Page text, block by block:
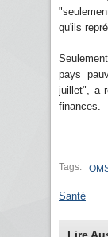
qu'ils
pays
juillet", a
finances.
Tags:
Santé
Lire